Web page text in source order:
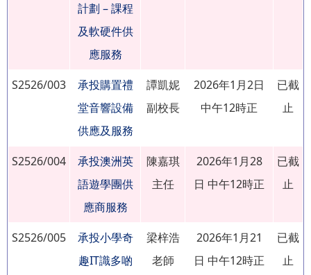
計劃 – 課程
及軟硬件供
應服務
S2526/003
承投購置禮
堂音響設備
供應及服務
譚凱妮
副校長
2026年1月2日
中午12時正
已截
止
S2526/004
承投澳洲英
語遊學團供
應商服務
陳嘉琪
主任
2026年1月28
日 中午12時正
已截
止
S2526/005
承投小學奇
趣IT識多啲
梁梓浩
老師
2026年1月21
日 中午12時正
已截
止